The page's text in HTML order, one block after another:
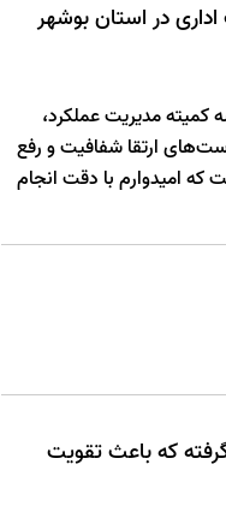
در استان بوشهر
کمیته مدیریت عملکرد،
ارتقا شفافیت و رفع
امیدوارم با دقت انجام
که باعث تقویت